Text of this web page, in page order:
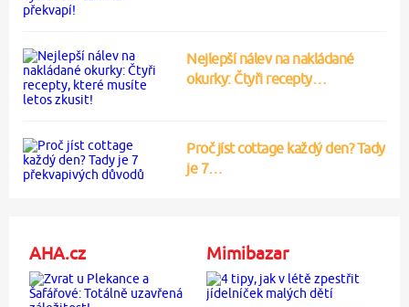
Nejlepší nálev na nakládané
okurky: Čtyři recepty…
Proč jíst cottage každý den? Tady
je 7…
AHA.cz Mimibazar